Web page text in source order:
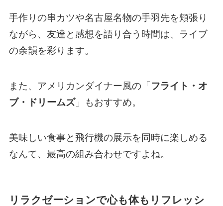
手作りの串カツや名古屋名物の手羽先を頬張り
ながら、友達と感想を語り合う時間は、ライブ
の余韻を彩ります。
また、アメリカンダイナー風の「 フライト・オ
ブ・ドリームズ」もおすすめ。
美味しい食事と飛行機の展示を同時に楽しめる
なんて、最高の組み合わせですよね。
リラクゼーションで心も体もリフレッシ